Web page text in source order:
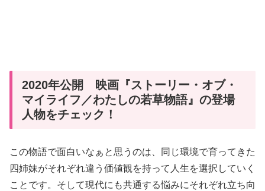
2020年公開 映画『ストーリー・オブ・
マイライフ／わたしの若草物語』の登場
人物をチェック！
この物語で面白いなぁと思うのは、同じ環境で育ってきた
四姉妹がそれぞれ違う価値観を持って人生を選択していく
ことです。そして現代にも共通する悩みにそれぞれ立ち向